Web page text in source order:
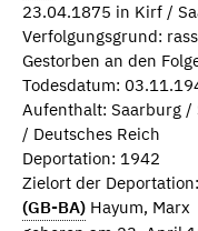
23.04.1875 in Kirf /
Verfolgungsgrund:
Gestorben an den
Todesdatum:
Aufenthalt: Saarburg
/ Deutsches Reich
Deportation: 1942
Zielort der
(GB-BA) Hayum, Marx